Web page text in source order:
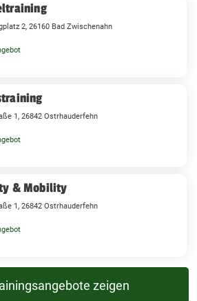
2, 26160 Bad Zwischenahn
1, 26842 Ostrhauderfehn
& Mobility
1, 26842 Ostrhauderfehn
zeigen